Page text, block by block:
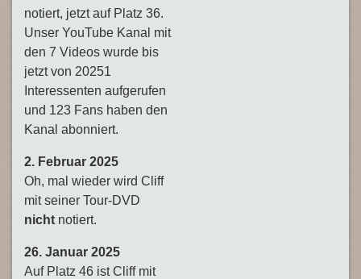
notiert, jetzt auf Platz 36.
Unser YouTube Kanal mit
den 7 Videos wurde bis
jetzt von 20251
Interessenten aufgerufen
und 123 Fans haben den
Kanal abonniert.
2. Februar 2025
Oh, mal wieder wird Cliff
mit seiner Tour-DVD
nicht notiert.
26. Januar 2025
Auf Platz 46 ist Cliff mit